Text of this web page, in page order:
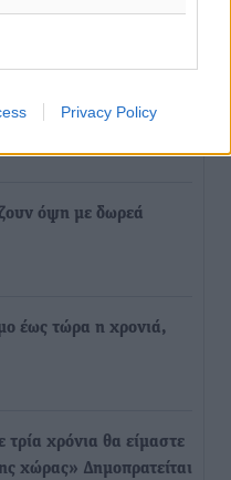
Privacy Policy
επόμενες 48 ώρες στη
όψη με δωρεά
έως τώρα η χρονιά,
χρόνια θα είμαστε
χώρας» Δημοπρατείται